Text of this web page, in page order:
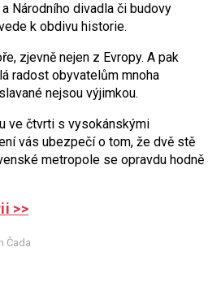
Národního divadla či budovy
k obdivu historie.
zjevně nejen z Evropy. A pak
radost obyvatelům mnoha
nejsou výjimkou.
ve čtvrti s vysokánskými
vás ubezpečí o tom, že dvě stě
metropole se opravdu hodně
>>
Čada